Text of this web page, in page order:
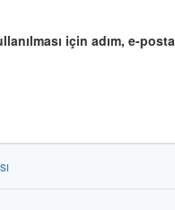
için adım, e-